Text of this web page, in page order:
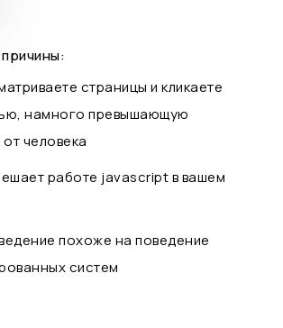
страницы и кликаете
намного превышающую
человека
работе javascript в вашем
похоже на поведение
систем